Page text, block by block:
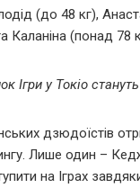
(до 48 кг),
Каланіна (понад 78
Ігри у Токіо
дзюдоїстів
Лише один –
на Іграх